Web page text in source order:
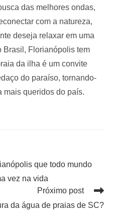
das melhores ondas,
com a natureza,
deseja relaxar em uma
Brasil, Florianópolis tem
da ilha é um convite
do paraíso, tornando-
mais queridos do país.
que todo mundo
vez na vida
Próximo post
da água de praias de SC?